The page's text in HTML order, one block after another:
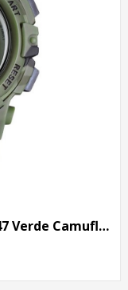
Relógio Menino Skmei Digital 1547 Verde Camuflado